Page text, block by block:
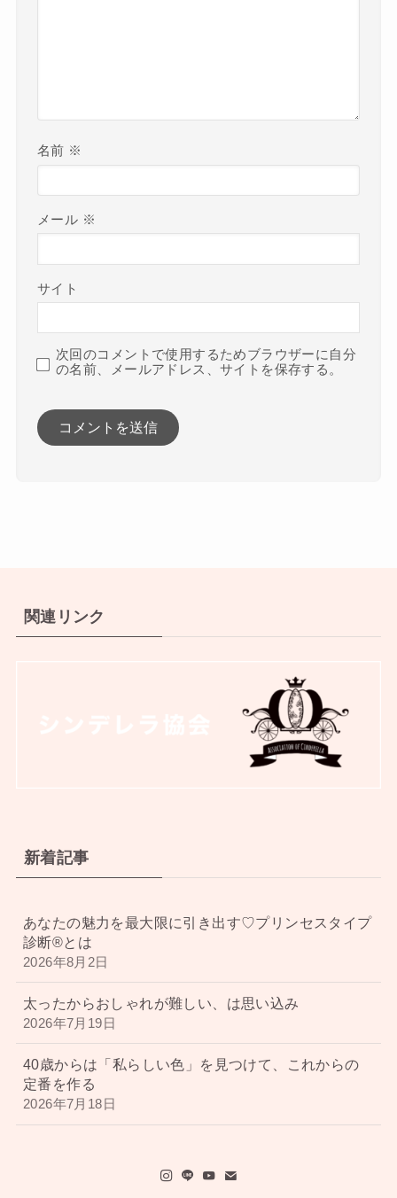
名前 ※
メール ※
サイト
次回のコメントで使用するためブラウザーに自分
の名前、メールアドレス、サイトを保存する。
関連リンク
新着記事
あなたの魅力を最大限に引き出す♡プリンセスタイプ
診断®︎とは
2026年8月2日
太ったからおしゃれが難しい、は思い込み
2026年7月19日
40歳からは「私らしい色」を見つけて、これからの
定番を作る
2026年7月18日